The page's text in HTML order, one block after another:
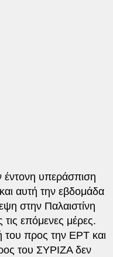
έντονη υπεράσπιση
αυτή την εβδομάδα
στην Παλαιστίνη
επόμενες μέρες.
του προς την ΕΡΤ και
του ΣΥΡΙΖΑ δεν